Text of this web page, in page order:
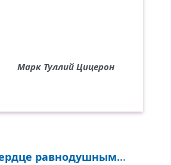
Марк Туллий Цицерон
равнодушным...